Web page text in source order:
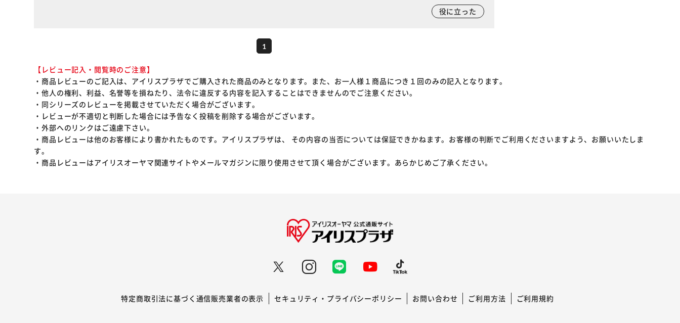
役に立った
1
【レビュー記入・閲覧時のご注意】
・商品レビューのご記入は、アイリスプラザでご購入された商品のみとなります。また、お一人様１商品につき１回のみの記入となります。
・他人の権利、利益、名誉等を損ねたり、法令に違反する内容を記入することはできませんのでご注意ください。
・同シリーズのレビューを掲載させていただく場合がございます。
・レビューが不適切と判断した場合には予告なく投稿を削除する場合がございます。
・外部へのリンクはご遠慮下さい。
・商品レビューは他のお客様により書かれたものです。アイリスプラザは、 その内容の当否については保証できかねます。お客様の判断でご利用くださいますよう、お願いいたしま
す。
・商品レビューはアイリスオーヤマ関連サイトやメールマガジンに限り使用させて頂く場合がございます。あらかじめご了承ください。
特定商取引法に基づく通信販売業者の表示 セキュリティ・プライバシーポリシー お問い合わせ ご利用方法 ご利用規約